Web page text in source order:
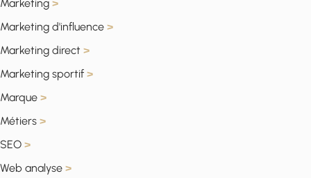
Marketing >
Marketing d'influence >
Marketing direct >
Marketing sportif >
Marque >
Métiers >
SEO >
Web analyse >